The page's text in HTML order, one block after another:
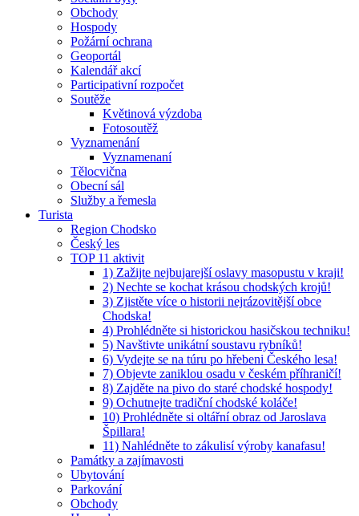
Obchody
Hospody
Požární ochrana
Geoportál
Kalendář akcí
Participativní rozpočet
Soutěže
Květinová výzdoba
Fotosoutěž
Vyznamenání
Vyznamenaní
Tělocvična
Obecní sál
Služby a řemesla
Turista
Region Chodsko
Český les
TOP 11 aktivit
1) Zažijte nejbujarejší oslavy masopustu v kraji!
2) Nechte se kochat krásou chodských krojů!
3) Zjistěte více o historii nejrázovitější obce
Chodska!
4) Prohlédněte si historickou hasičskou techniku!
5) Navštivte unikátní soustavu rybníků!
6) Vydejte se na túru po hřebeni Českého lesa!
7) Objevte zaniklou osadu v českém příhraničí!
8) Zajděte na pivo do staré chodské hospody!
9) Ochutnejte tradiční chodské koláče!
10) Prohlédněte si oltářní obraz od Jaroslava
Špillara!
11) Nahlédněte to zákulisí výroby kanafasu!
Památky a zajímavosti
Ubytování
Parkování
Obchody